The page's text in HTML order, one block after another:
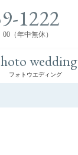
1222
（年中無休）
wedding
フォトウエディング